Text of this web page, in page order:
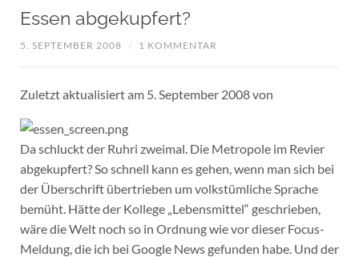
Essen abgekupfert?
5. SEPTEMBER 2008 / 1 KOMMENTAR
Zuletzt aktualisiert am 5. September 2008 von
Da schluckt der Ruhri zweimal. Die Metropole im Revier
abgekupfert? So schnell kann es gehen, wenn man sich bei
der Überschrift übertrieben um volkstümliche Sprache
bemüht. Hätte der Kollege „Lebensmittel“ geschrieben,
wäre die Welt noch so in Ordnung wie vor dieser Focus-
Meldung, die ich bei Google News gefunden habe. Und der